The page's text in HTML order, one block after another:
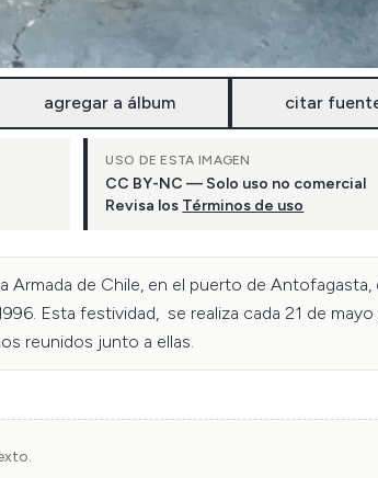
agregar a álbum citar
USO DE ESTA IMAGEN
CC BY-NC — Solo uso no comercial
Revisa los Términos de uso
de Chile, en el puerto de Antofagasta,
Esta festividad,  se realiza cada 21 de
reunidos junto a ellas.